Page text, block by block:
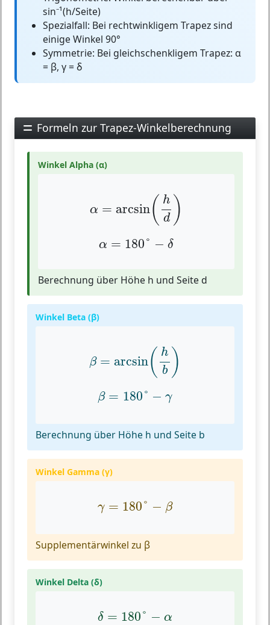
sin⁻¹(h/Seite)
Spezialfall: Bei rechtwinkligem Trapez sind
einige Winkel 90°
Symmetrie: Bei gleichschenkligem Trapez: α
= β, γ = δ
Formeln zur Trapez-Winkelberechnung
Winkel Alpha (α)
α = arcsin( h
d )
h d )
α = 180° − δ
180°−
Berechnung über Höhe h und Seite d
Winkel Beta (β)
β = arcsin( h
b )
h b )
β = 180° − γ
180°
Berechnung über Höhe h und Seite b
Winkel Gamma (γ)
γ = 180° − β
180°−
Supplementärwinkel zu β
Winkel Delta (δ)
δ = 180° − α
180°